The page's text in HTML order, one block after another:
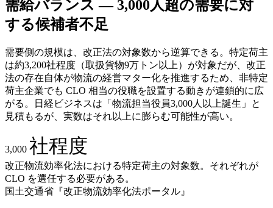
需給バランス — 3,000人超の需要に対
する候補者不足
需要側の規模は、改正法の対象数から逆算できる。特定荷主
は約3,200社程度（取扱貨物9万トン以上）が対象だが、改正
法の存在自体が物流の経営マター化を推進するため、非特定
荷主企業でも CLO 相当の役職を設置する動きが連鎖的に広
がる。日経ビジネスは「物流担当役員3,000人以上誕生」と
見積もるが、実数はそれ以上に膨らむ可能性が高い。
3,000 社程度
改正物流効率化法における特定荷主の対象数。それぞれが
CLO を選任する必要がある。
国土交通省『改正物流効率化法ポータル』